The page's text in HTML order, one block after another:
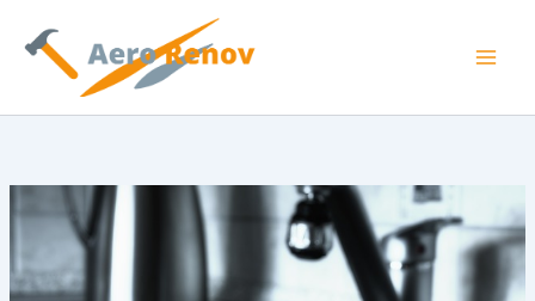
contenu